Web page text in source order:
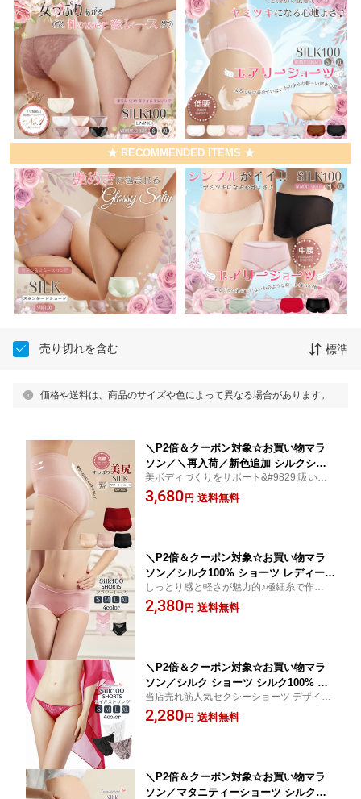
★ RECOMMENDED ITEMS ★
売り切れを含む 標準
価格や送料は、商品のサイズや色によって異なる場合があります。
＼P2倍＆クーポン対象☆お買い物マラ
ソン／＼再入荷／新色追加 シルクショ
ーツ お尻 お腹すっぽり サポートショー
ツ ハイウエスト レース重ね ポリブレン
美ボディづくりをサポート&#9829;吸い付
くようなフィット感！極フィット素材で作
られた超快適シルクショーツ☆吸湿速乾 快
3,680円 送料無料
＼P2倍＆クーポン対象☆お買い物マラ
ソン／シルク100% ショーツ レディース
極細糸シルク 痛くならない やさしい穿
き心地 エンブロイダリーレース 4色 絹
しっとり感と軽さが魅力的♪極細糸で作られ
た超快適なシルクショーツ☆吸湿速乾 快適
高い通気性 ムレない 保温 冷えとり 敏感肌
2,380円 送料無料
＼P2倍＆クーポン対象☆お買い物マラ
ソン／シルク ショーツ シルク100% レ
ディース ローライズ レース サイドスト
リング 紐 セクシー 冷え取り シルクイ
当店売れ筋人気セクシーショーツ デザイン
が可愛くて軽い履き心地 さらさら蒸れない
とっても快適
2,280円 送料無料
＼P2倍＆クーポン対象☆お買い物マラ
ソン／マタニティーショーツ シルクシ